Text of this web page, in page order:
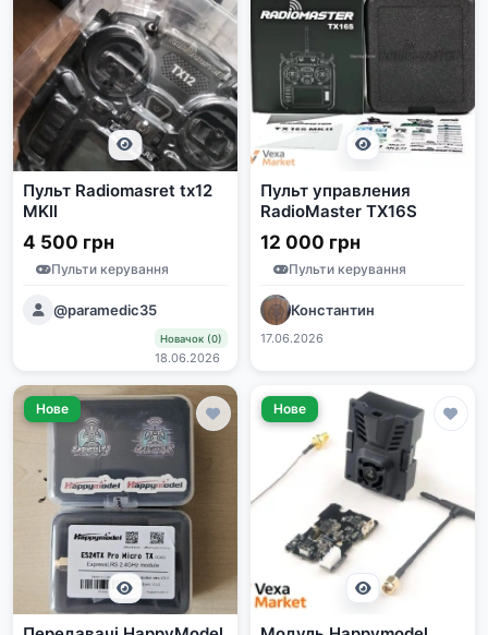
Пульт Radiomasret tx12
MKll
4 500 грн
Пульти керування
@paramedic35
Новачок (0)
18.06.2026
Пульт управления
RadioMaster TX16S
12 000 грн
Пульти керування
Константин
17.06.2026
Нове Нове